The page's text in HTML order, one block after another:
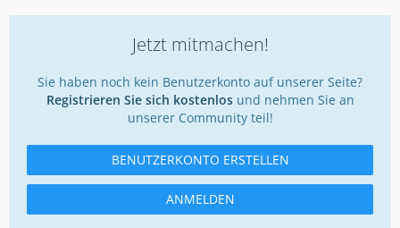
Jetzt mitmachen!
Sie haben noch kein Benutzerkonto auf unserer Seite?
Registrieren Sie sich kostenlosund nehmen Sie an
unserer Community teil!
BENUTZERKONTO ERSTELLEN
ANMELDEN